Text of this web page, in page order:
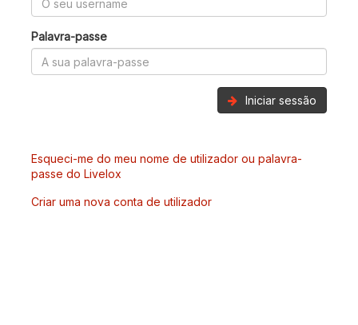
Palavra-passe
Iniciar sessão
Esqueci-me do meu nome de utilizador ou palavra-
passe do Livelox
Criar uma nova conta de utilizador